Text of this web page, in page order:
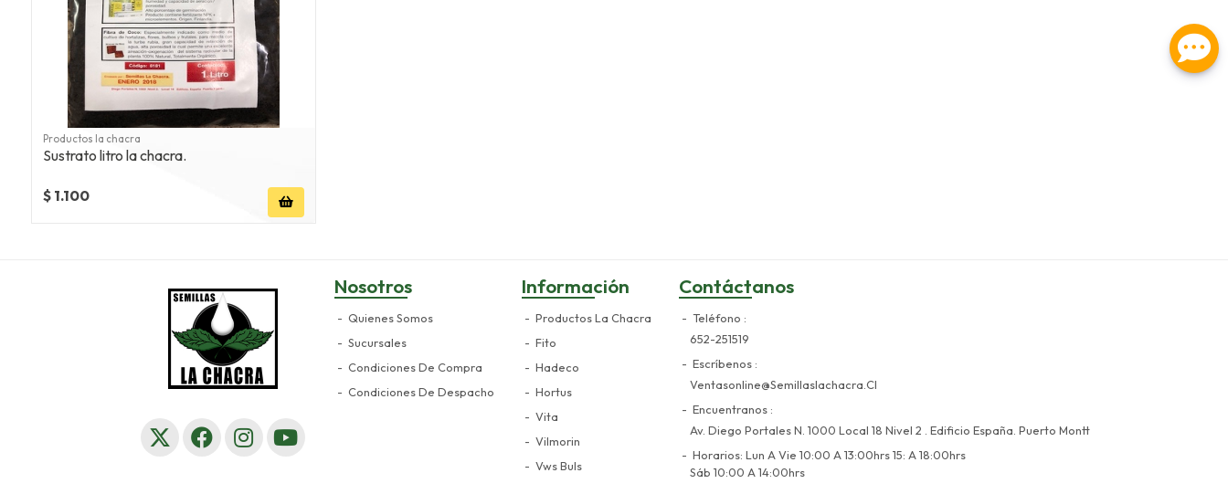
Productos la chacra
Sustrato litro la chacra.
$ 1.100
Nosotros
Quienes Somos
Sucursales
Condiciones De Compra
Condiciones De Despacho
Información
Productos La Chacra
Fito
Hadeco
Hortus
Vita
Vilmorin
Vws Buls
Contáctanos
Teléfono
652-251519
Escríbenos
Ventasonline@semillaslachacra.cl
Encuentranos
Av. Diego Portales N. 1000 Local 18 Nivel 2 . Edificio España. Puerto Montt
Horarios: Lun A Vie 10:00 A 13:00hrs 15: A 18:00hrs
Sáb 10:00 A 14:00hrs